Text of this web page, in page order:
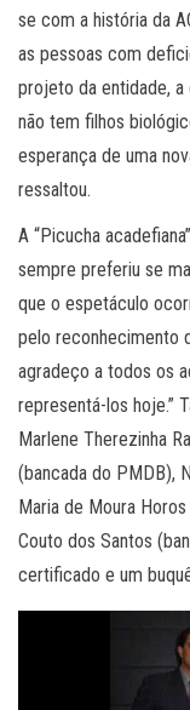
se com a história da
as pessoas com
projeto da entidade, a
não tem filhos
esperança de uma
ressaltou.
A “Picucha
sempre preferiu se
que o espetáculo
pelo reconhecimento
agradeço a todos os
representá-los hoje.”
Marlene Therezinha
(bancada do PMDB),
Maria de Moura
Couto dos Santos
certificado e um